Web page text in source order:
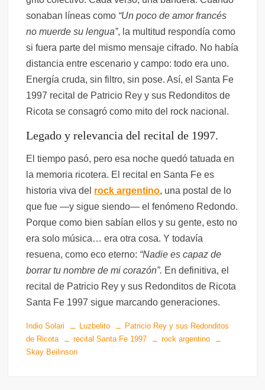
sonaban líneas como “Un poco de amor francés
no muerde su lengua”, la multitud respondía como
si fuera parte del mismo mensaje cifrado. No había
distancia entre escenario y campo: todo era uno.
Energía cruda, sin filtro, sin pose. Así, el Santa Fe
1997 recital de Patricio Rey y sus Redonditos de
Ricota se consagró como mito del rock nacional.
Legado y relevancia del recital de 1997.
El tiempo pasó, pero esa noche quedó tatuada en
la memoria ricotera. El recital en Santa Fe es
historia viva del rock argentino, una postal de lo
que fue —y sigue siendo— el fenómeno Redondo.
Porque como bien sabían ellos y su gente, esto no
era solo música… era otra cosa. Y todavía
resuena, como eco eterno: “Nadie es capaz de
borrar tu nombre de mi corazón”. En definitiva, el
recital de Patricio Rey y sus Redonditos de Ricota
Santa Fe 1997 sigue marcando generaciones.
Indio Solari Luzbelito
Patricio Rey y sus Redonditos
de Ricota
recital Santa Fe 1997
rock argentino
Skay Beilinson